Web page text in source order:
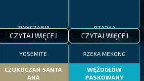
CZYTAJ WIĘCEJ CZYTAJ WIĘCEJ
YOSEMITE
CZUKUCZAN SANTA
ANA
RZEKA MEKONG
WĘŻOGŁÓW
PASKOWANY